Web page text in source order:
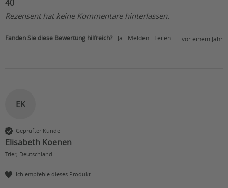
40
Rezensent hat keine Kommentare hinterlassen.
Fanden Sie diese Bewertung hilfreich? Ja Melden Teilen vor einem Jahr
EK
Geprüfter Kunde
Elisabeth Koenen
Trier, Deutschland
Ich empfehle dieses Produkt